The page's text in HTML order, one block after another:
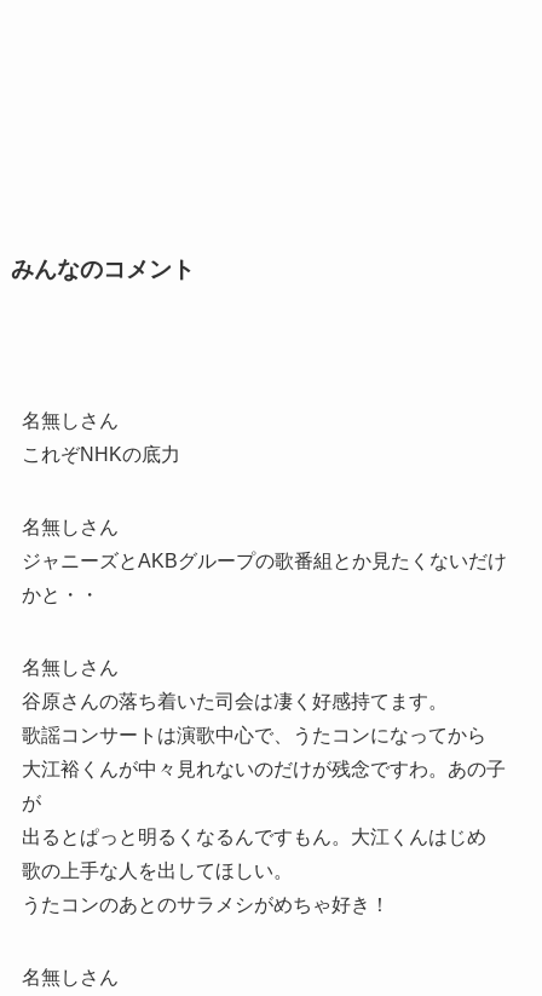
みんなのコメント
名無しさん
これぞNHKの底力
名無しさん
ジャニーズとAKBグループの歌番組とか見たくないだけ
かと・・
名無しさん
谷原さんの落ち着いた司会は凄く好感持てます。
歌謡コンサートは演歌中心で、うたコンになってから
大江裕くんが中々見れないのだけが残念ですわ。あの子
が
出るとぱっと明るくなるんですもん。大江くんはじめ
歌の上手な人を出してほしい。
うたコンのあとのサラメシがめちゃ好き！
名無しさん